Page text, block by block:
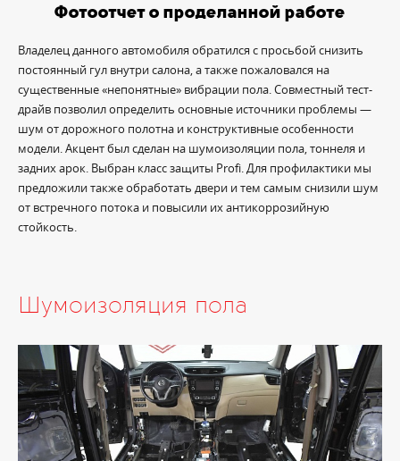
Фотоотчет о проделанной работе
Владелец данного автомобиля обратился с просьбой снизить
постоянный гул внутри салона, а также пожаловался на
существенные «непонятные» вибрации пола. Совместный тест-
драйв позволил определить основные источники проблемы —
шум от дорожного полотна и конструктивные особенности
модели. Акцент был сделан на шумоизоляции пола, тоннеля и
задних арок. Выбран класс защиты Profi. Для профилактики мы
предложили также обработать двери и тем самым снизили шум
от встречного потока и повысили их антикоррозийную
стойкость.
Шумоизоляция пола